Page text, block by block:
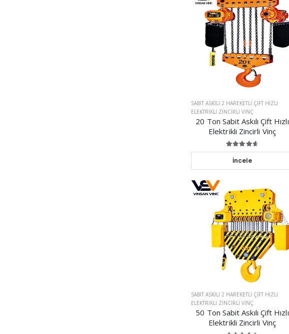
SABIT ASKILI 2 HAREKETLI ÇIFT HIZLI
ELEKTRIKLI ZINCIRLI VINÇ
20 Ton Sabit Askılı Çift Hızlı
Elektrikli Zincirli Vinç
İncele
SABIT ASKILI 2 HAREKETLI ÇIFT HIZLI
ELEKTRIKLI ZINCIRLI VINÇ
50 Ton Sabit Askılı Çift Hızlı
Elektrikli Zincirli Vinç